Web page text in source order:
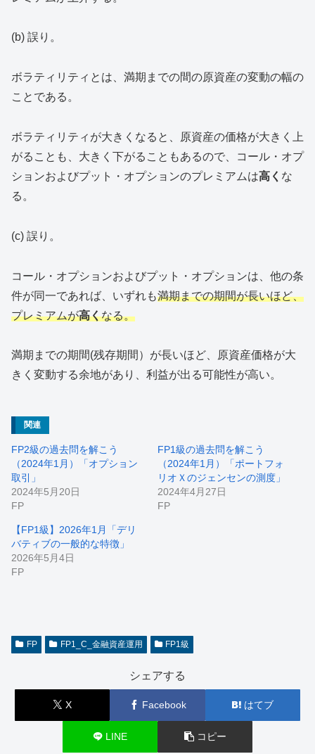
(b) 誤り。
ボラティリティとは、満期までの間の原資産の変動の幅の
ことである。
ボラティリティが大きくなると、原資産の価格が大きく上
がることも、大きく下がることもあるので、コール・オプ
ションおよびプット・オプションのプレミアムは高く な
る。
(c) 誤り。
コール・オプションおよびプット・オプションは、他の条
件が同一であれば、いずれも満期までの期間が長いほど、
プレミアムが高くなる。
満期までの期間(残存期間）が長いほど、原資産価格が大
きく変動する余地があり、利益が出る可能性が高い。
関連
FP2級の過去問を解こう
（2024年1月）「オプション
取引」
2024年5月20日
FP
FP1級の過去問を解こう
（2024年1月）「ポートフォ
リオＸのジェンセンの測度」
2024年4月27日
FP
【FP1級】2026年1月「デリ
バティブの一般的な特徴」
2026年5月4日
FP
FP FP1_C_金融資産運用 FP1級
シェアする
X Facebook はてブ
LINE コピー